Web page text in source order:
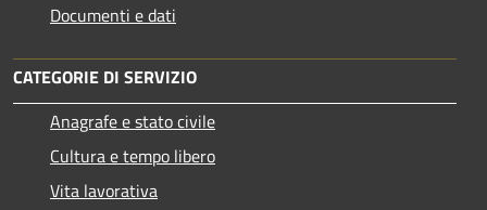
Documenti e dati
CATEGORIE DI SERVIZIO
Anagrafe e stato civile
Cultura e tempo libero
Vita lavorativa